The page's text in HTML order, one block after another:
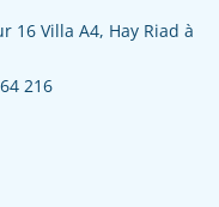
16 Villa A4, Hay Riad à
216